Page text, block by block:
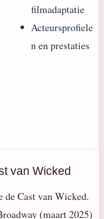
filmadaptatie
Acteursprofiele
n en prestaties
van Wicked
Cast van Wicked.
(maart 2025)